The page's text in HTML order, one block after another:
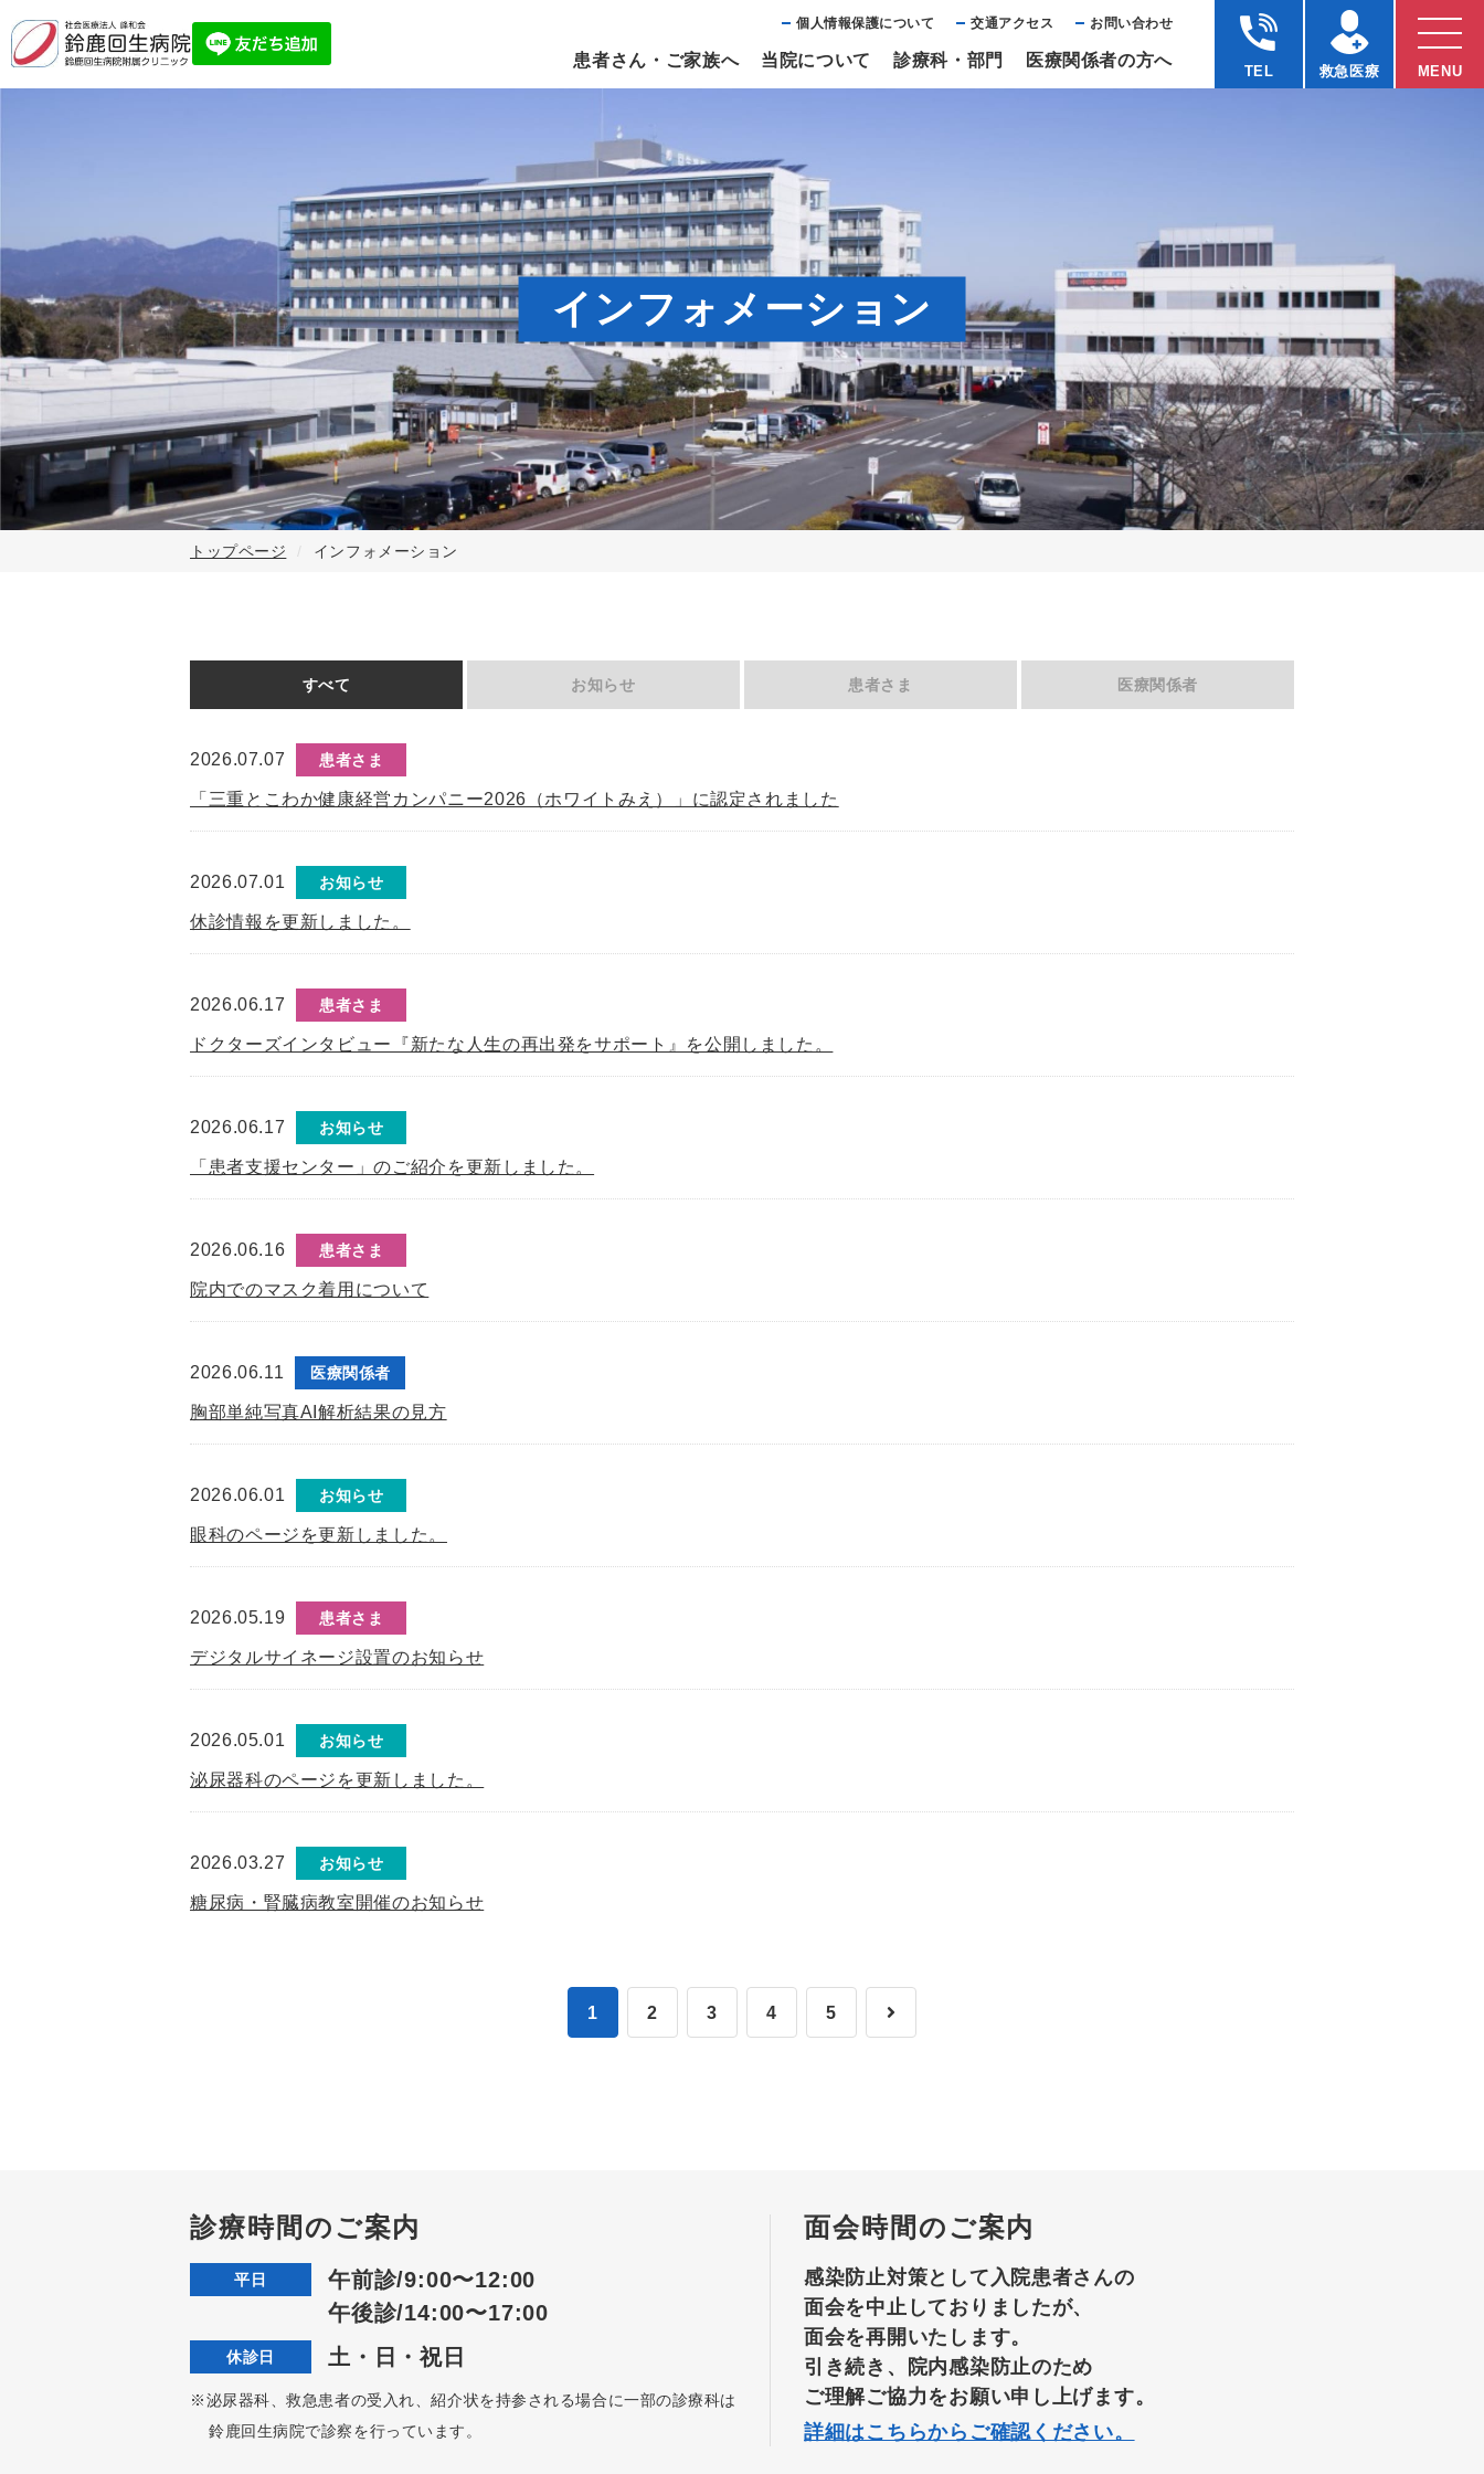
個⼈情報保護について 交通アクセス お問い合わせ
患者さん・ご家族へ 当院について 診療科・部⾨ 医療関係者の⽅へ
TEL 救急医療 MENU
インフォメーション
トップページ インフォメーション
すべて お知らせ 患者さま 医療関係者
2026.07.07 患者さま
「三重とこわか健康経営カンパニー2026（ホワイトみえ）」に認定されました
2026.07.01 お知らせ
休診情報を更新しました。
2026.06.17 患者さま
ドクターズインタビュー『新たな人生の再出発をサポート』を公開しました。
2026.06.17 お知らせ
「患者支援センター」のご紹介を更新しました。
2026.06.16 患者さま
院内でのマスク着用について
2026.06.11 医療関係者
胸部単純写真AI解析結果の見方
2026.06.01 お知らせ
眼科のページを更新しました。
2026.05.19 患者さま
デジタルサイネージ設置のお知らせ
2026.05.01 お知らせ
泌尿器科のページを更新しました。
2026.03.27 お知らせ
糖尿病・腎臓病教室開催のお知らせ
1 2 3 4 5
診療時間のご案内
平日
午前診/9:00〜12:00
午後診/14:00〜17:00
休診日 土・日・祝日
※泌尿器科、救急患者の受入れ、紹介状を持参される場合に一部の診療科は
鈴鹿回生病院で診察を行っています。
面会時間のご案内
感染防止対策として入院患者さんの
面会を中止しておりましたが、
面会を再開いたします。
引き続き、院内感染防止のため
ご理解ご協力をお願い申し上げます。
詳細はこちらからご確認ください。